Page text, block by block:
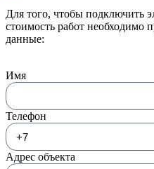
Для того, чтобы подключить
стоимость работ необходимо
данные:
Имя
Телефон
Адрес объекта